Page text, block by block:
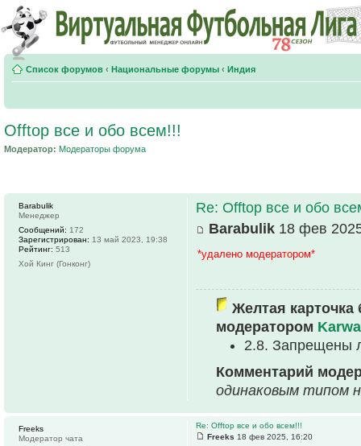
Список форумов ‹ Национальные форумы ‹ Индия
Offtop все и обо всем!!!
Модератор: Модераторы форума
Re: Offtop все и обо
Barabulik 18 фев
*удалено модератором*
Желтая карточка
модератором
2.8. Запрещены
Комментарий
одинаковым типом
Barabulik
Менеджер
Сообщений: 172
Зарегистрирован: 13 май 2023, 19:38
Рейтинг: 513
Хой Кинг (Гонконг)
Re: Offtop все и обо всем!!!
Freeks 18 фев 2025, 16:20
Freeks
Модератор чата